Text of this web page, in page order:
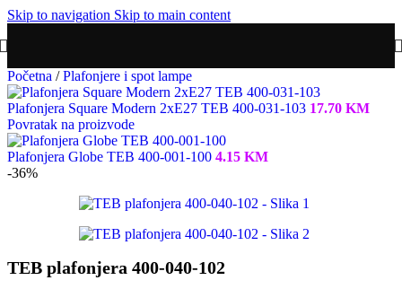
Skip to navigation Skip to main content
Početna / Plafonjere i spot lampe
Plafonjera Square Modern 2xE27 TEB 400-031-103 17.70 KM
Povratak na proizvode
Plafonjera Globe TEB 400-001-100 4.15 KM
-36%
TEB plafonjera 400-040-102